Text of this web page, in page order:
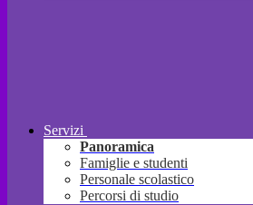
Servizi
Panoramica
Famiglie e studenti
Personale scolastico
Percorsi di studio